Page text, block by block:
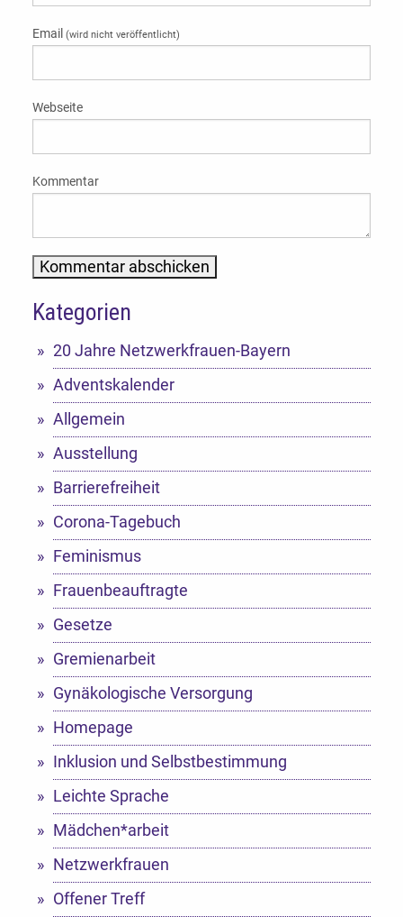
Email (wird nicht veröffentlicht)
Webseite
Kommentar
Alternative:
Kategorien
20 Jahre Netzwerkfrauen-Bayern
Adventskalender
Allgemein
Ausstellung
Barrierefreiheit
Corona-Tagebuch
Feminismus
Frauenbeauftragte
Gesetze
Gremienarbeit
Gynäkologische Versorgung
Homepage
Inklusion und Selbstbestimmung
Leichte Sprache
Mädchen*arbeit
Netzwerkfrauen
Offener Treff